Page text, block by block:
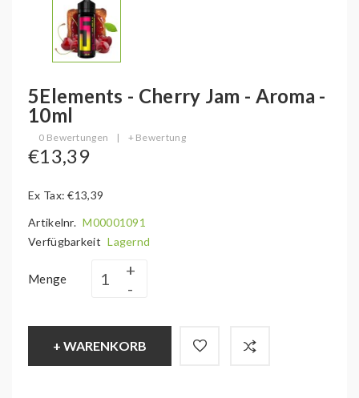
5Elements - Cherry Jam - Aroma -
10ml
0 Bewertungen | + Bewertung
€13,39
Ex Tax: €13,39
Artikelnr. M00001091
Verfügbarkeit Lagernd
Menge
+ WARENKORB